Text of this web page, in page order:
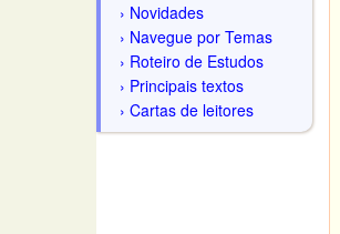
Novidades
Navegue por Temas
Roteiro de Estudos
Principais textos
Cartas de leitores